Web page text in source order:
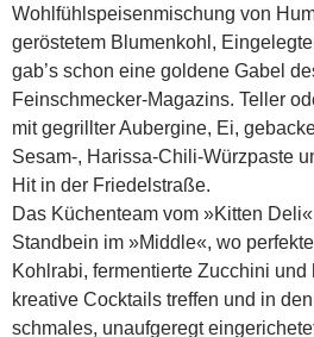
Wohlfühlspeisenmischung von
ge­röstetem Blumenkohl,
gab’s schon eine goldene Gabel
Feinschmecker-Magazins. Teller
mit gegrillter Aubergine, Ei,
Sesam-, Harissa-Chili-Würzpaste
Hit in der Friedelstraße.
Das Küchenteam vom »Kitten
Standbein im »Middle«, wo
Kohlrabi, fermentierte Zucchini
kreative Cocktails treffen und in
schmales, unaufgeregt